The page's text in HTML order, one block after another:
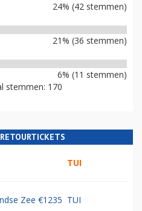
24% (42 stemmen)
21% (36 stemmen)
6% (11 stemmen)
stemmen: 170
TUI
Zee €1235 TUI